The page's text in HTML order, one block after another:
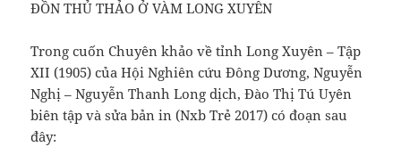
ĐỒN THỦ THẢO Ở VÀM LONG XUYÊN
Trong cuốn Chuyên khảo về tỉnh Long Xuyên – Tập
XII (1905) của Hội Nghiên cứu Đông Dương, Nguyễn
Nghị – Nguyễn Thanh Long dịch, Đào Thị Tú Uyên
biên tập và sửa bản in (Nxb Trẻ 2017) có đoạn sau
đây: